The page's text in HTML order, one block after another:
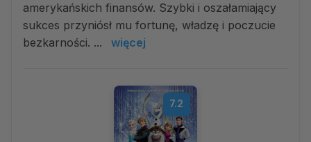
amerykańskich finansów. Szybki i oszałamiający
sukces przyniósł mu fortunę, władzę i poczucie
bezkarności. ...
więcej
7.2